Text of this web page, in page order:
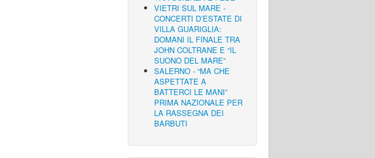
VIETRI SUL MARE -
CONCERTI D’ESTATE DI
VILLA GUARIGLIA:
DOMANI IL FINALE TRA
JOHN COLTRANE E “IL
SUONO DEL MARE”
SALERNO - “MA CHE
ASPETTATE A
BATTERCI LE MANI”
PRIMA NAZIONALE PER
LA RASSEGNA DEI
BARBUTI